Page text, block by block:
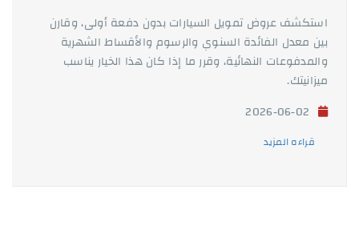
استكشف عروض تمويل السيارات بدون دفعة أولى، وقارن
بين معدل الفائدة السنوي والرسوم والأقساط الشهرية
والمدفوعات النهائية، وقرر ما إذا كان هذا الخيار يناسب
ميزانيتك.
قراءه المزيد